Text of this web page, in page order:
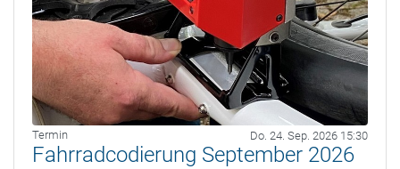
Termin Do. 24. Sep. 2026 15:30
Fahrradcodierung September 2026